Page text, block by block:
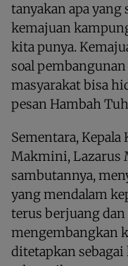
tanyakan apa
kemajuan
kita punya.
soal
masyarakat bisa
pesan Hambah
Sementara,
Makmini, Lazarus
sambutannya,
yang mendalam
terus berjuang
mengembangkan
ditetapkan